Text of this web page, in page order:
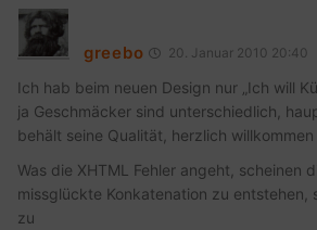
greebo 20. Januar 2010 20:40
Ich hab beim neuen Design nur „Ich will
ja Geschmäcker sind unterschiedlich,
behält seine Qualität, herzlich willkommen
Was die XHTML Fehler angeht, scheinen
missglückte Konkatenation zu entstehen,
zu